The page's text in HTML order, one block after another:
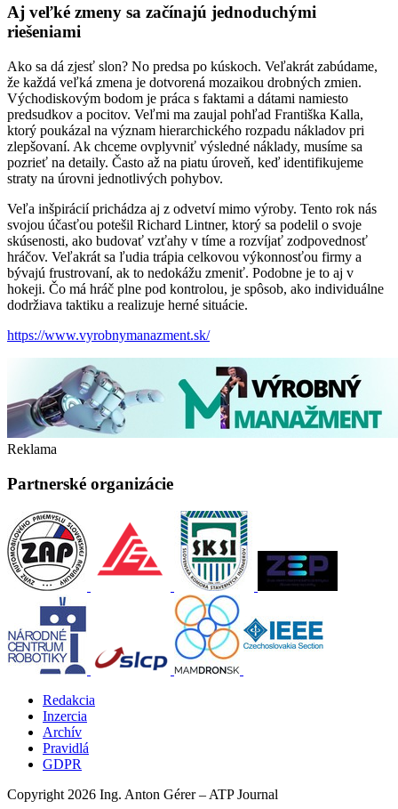
Aj veľké zmeny sa začínajú jednoduchými
riešeniami
Ako sa dá zjesť slon? No predsa po kúskoch. Veľakrát zabúdame,
že každá veľká zmena je dotvorená mozaikou drobných zmien.
Východiskovým bodom je práca s faktami a dátami namiesto
predsudkov a pocitov. Veľmi ma zaujal pohľad Františka Kalla,
ktorý poukázal na význam hierarchického rozpadu nákladov pri
zlepšovaní. Ak chceme ovplyvniť výsledné náklady, musíme sa
pozrieť na detaily. Často až na piatu úroveň, keď identifikujeme
straty na úrovni jednotlivých pohybov.
Veľa inšpirácií prichádza aj z odvetví mimo výroby. Tento rok nás
svojou účasťou potešil Richard Lintner, ktorý sa podelil o svoje
skúsenosti, ako budovať vzťahy v tíme a rozvíjať zodpovednosť
hráčov. Veľakrát sa ľudia trápia celkovou výkonnosťou firmy a
bývajú frustrovaní, ak to nedokážu zmeniť. Podobne je to aj v
hokeji. Čo má hráč plne pod kontrolou, je spôsob, ako individuálne
dodržiava taktiku a realizuje herné situácie.
https://www.vyrobnymanazment.sk/
Reklama
Partnerské organizácie
Redakcia
Inzercia
Archív
Pravidlá
GDPR
Copyright 2026 Ing. Anton Gérer – ATP Journal